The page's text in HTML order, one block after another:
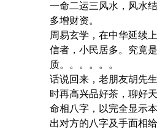
一命二运三风水，风水
多增财资。
周易玄学，在中华延续
信者，小民居多。究竟
质。。。。。。
话说回来，老朋友胡先
时再高兴品好茶，聊好
命相八字，以完全显示
出对方的八字及手面相